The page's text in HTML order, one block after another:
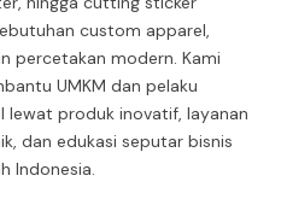
custom apparel,
percetakan modern. Kami
UMKM dan pelaku
lewat produk inovatif, layanan
dan edukasi seputar bisnis
Indonesia.